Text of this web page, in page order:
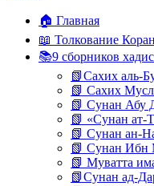
содержимому
🏠 Главная
📖 Толкование
📚9 сборников
📗Сахих аль-
📗 Сахих
📗 Сунан Абу
📗 «Сунан ат-
📗 Сунан ан-
📗 Сунан Ибн
📗 Муватта
📗Сунан ад-